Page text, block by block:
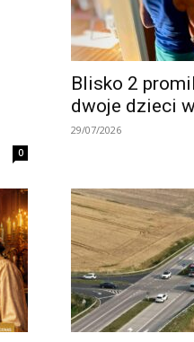
0
Blisko 2
dwoje dzieci
29/07/2026